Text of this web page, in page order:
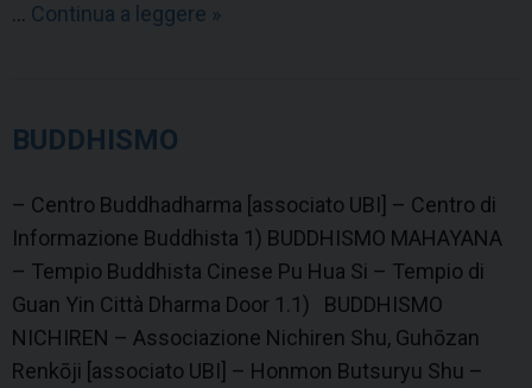
… Continua a leggere I
m
o
»
BUDDHISMO
– Centro Buddhadharma [associato UBI] – Centro di
Informazione Buddhista 1) BUDDHISMO MAHAYANA
– Tempio Buddhista Cinese Pu Hua Si – Tempio di
Guan Yin Città Dharma Door 1.1) BUDDHISMO
NICHIREN – Associazione Nichiren Shu, Guhōzan
Renkōji [associato UBI] – Honmon Butsuryu Shu –